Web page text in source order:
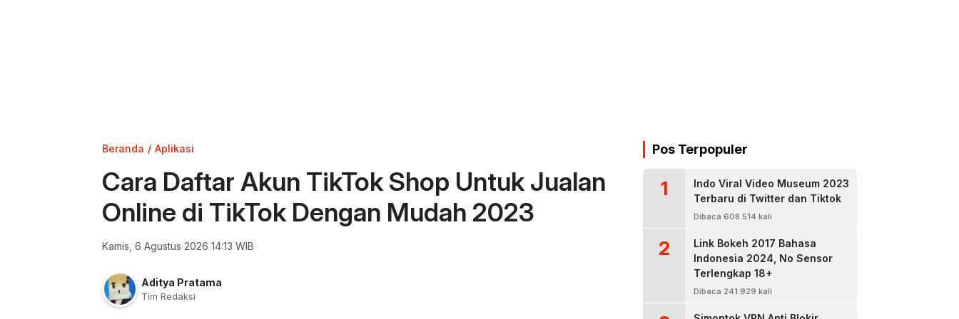
Beranda Aplikasi
Cara Daftar Akun TikTok Shop Untuk Jualan
Online di TikTok Dengan Mudah 2023
Kamis, 6 Agustus 2026 14:13 WIB
Aditya Pratama
Tim Redaksi
Pos Terpopuler
1
Indo Viral Video Museum 2023
Terbaru di Twitter dan Tiktok
Dibaca 608.514 kali
2
Link Bokeh 2017 Bahasa
Indonesia 2024, No Sensor
Terlengkap 18+
Dibaca 241.929 kali